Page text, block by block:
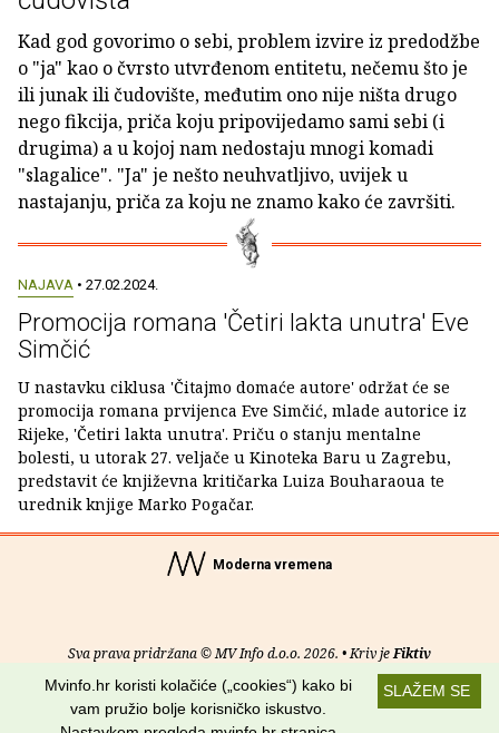
Kad god govorimo o sebi, problem izvire iz predodžbe
o "ja" kao o čvrsto utvrđenom entitetu, nečemu što je
ili junak ili čudovište, međutim ono nije ništa drugo
nego fikcija, priča koju pripovijedamo sami sebi (i
drugima) a u kojoj nam nedostaju mnogi komadi
"slagalice". "Ja" je nešto neuhvatljivo, uvijek u
nastajanju, priča za koju ne znamo kako će završiti.
NAJAVA • 27.02.2024.
Promocija romana 'Četiri lakta unutra' Eve
Simčić
U nastavku ciklusa 'Čitajmo domaće autore' održat će se
promocija romana prvijenca Eve Simčić, mlade autorice iz
Rijeke, 'Četiri lakta unutra'. Priču o stanju mentalne
bolesti, u utorak 27. veljače u Kinoteka Baru u Zagrebu,
predstavit će književna kritičarka Luiza Bouharaoua te
urednik knjige Marko Pogačar.
Moderna vremena
Sva prava pridržana © MV Info d.o.o. 2026. • Kriv jeFiktiv
Uvjeti korištenja RSS kanaliSLAŽEM SE
Mvinfo.hr koristi kolačiće („cookies“) kako bi
vam pružio bolje korisničko iskustvo.